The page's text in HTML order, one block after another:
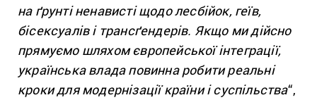
на ґрунті ненависті щодо лесбійок, геїв,
бісексуалів і трансґендерів. Якщо ми дійсно
прямуємо шляхом європейської інтеграції,
українська влада повинна робити реальні
кроки для модернізації країни і суспільства“,